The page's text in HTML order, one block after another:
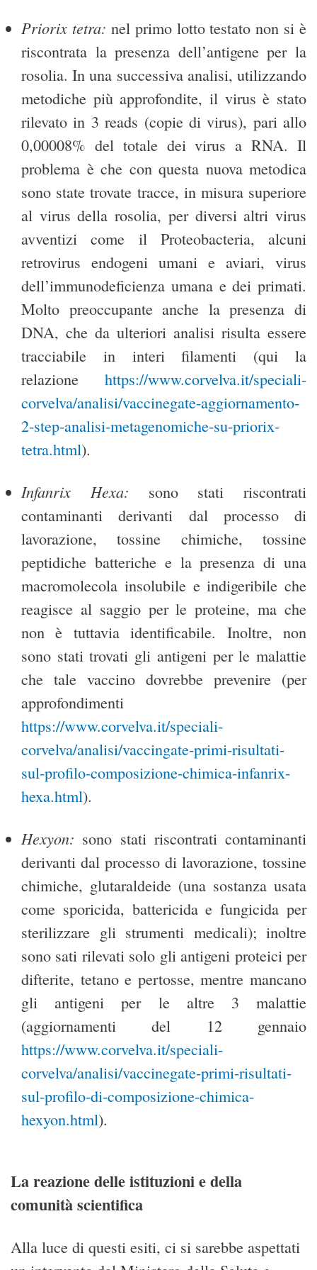
Priorix tetra: nel primo lotto testato non si è
riscontrata la presenza dell’antigene per la
rosolia. In una successiva analisi, utilizzando
metodiche più approfondite, il virus è stato
rilevato in 3 reads (copie di virus), pari allo
0,00008% del totale dei virus a RNA. Il
problema è che con questa nuova metodica
sono state trovate tracce, in misura superiore
al virus della rosolia, per diversi altri virus
avventizi come il Proteobacteria, alcuni
retrovirus endogeni umani e aviari, virus
dell’immunodeficienza umana e dei primati.
Molto preoccupante anche la presenza di
DNA, che da ulteriori analisi risulta essere
tracciabile in interi filamenti (qui la
relazione https://www.corvelva.it/speciali-
corvelva/analisi/vaccinegate-aggiornamento-
2-step-analisi-metagenomiche-su-priorix-
tetra.html).
Infanrix Hexa: sono stati riscontrati
contaminanti derivanti dal processo di
lavorazione, tossine chimiche, tossine
peptidiche batteriche e la presenza di una
macromolecola insolubile e indigeribile che
reagisce al saggio per le proteine, ma che
non è tuttavia identificabile. Inoltre, non
sono stati trovati gli antigeni per le malattie
che tale vaccino dovrebbe prevenire (per
approfondimenti
https://www.corvelva.it/speciali-
corvelva/analisi/vaccingate-primi-risultati-
sul-profilo-composizione-chimica-infanrix-
hexa.html).
Hexyon: sono stati riscontrati contaminanti
derivanti dal processo di lavorazione, tossine
chimiche, glutaraldeide (una sostanza usata
come sporicida, battericida e fungicida per
sterilizzare gli strumenti medicali); inoltre
sono sati rilevati solo gli antigeni proteici per
difterite, tetano e pertosse, mentre mancano
gli antigeni per le altre 3 malattie
(aggiornamenti del 12 gennaio
https://www.corvelva.it/speciali-
corvelva/analisi/vaccinegate-primi-risultati-
sul-profilo-di-composizione-chimica-
hexyon.html).
La reazione delle istituzioni e della
comunità scientifica
Alla luce di questi esiti, ci si sarebbe aspettati